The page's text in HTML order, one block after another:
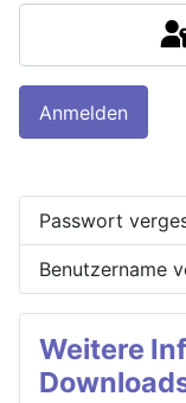
Anmelden
Passwort
Benutzername
Weitere